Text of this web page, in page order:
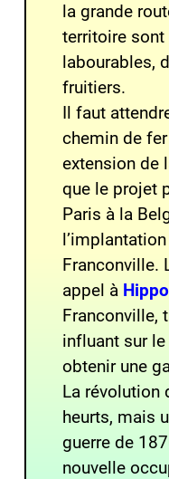
la grande
territoire sont
labourables,
fruitiers.
Il faut
chemin de
extension de
que le projet
Paris à la
Franconville.
appel à
Franconville,
influant sur
obtenir une
La révolution
heurts, mais
guerre de
nouvelle